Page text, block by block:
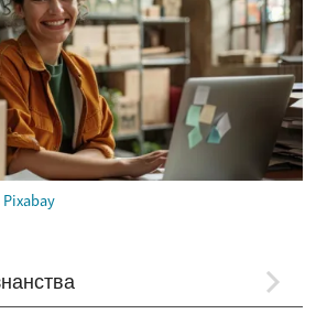
Pixabay